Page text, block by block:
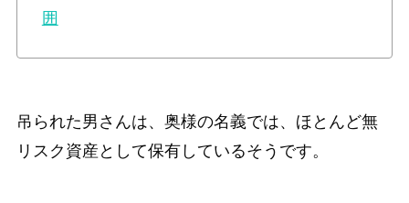
囲
吊られた男さんは、奥様の名義では、ほとんど無
リスク資産として保有しているそうです。